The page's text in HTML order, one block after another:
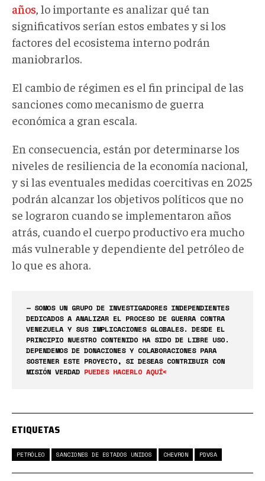
años , lo importante es analizar qué tan
significativos serían estos embates y si los
factores del ecosistema interno podrán
maniobrarlos.
El cambio de régimen es el fin principal de las
sanciones como mecanismo de guerra
económica a gran escala.
En consecuencia, están por determinarse los
niveles de resiliencia de la economía nacional,
y si las eventuales medidas coercitivas en 2025
podrán alcanzar los objetivos políticos que no
se lograron cuando se implementaron años
atrás, cuando el cuerpo productivo era mucho
más vulnerable y dependiente del petróleo de
lo que es ahora.
— SOMOS UN GRUPO DE INVESTIGADORES INDEPENDIENTES
DEDICADOS A ANALIZAR EL PROCESO DE GUERRA CONTRA
VENEZUELA Y SUS IMPLICACIONES GLOBALES. DESDE EL
PRINCIPIO NUESTRO CONTENIDO HA SIDO DE LIBRE USO.
DEPENDEMOS DE DONACIONES Y COLABORACIONES PARA
SOSTENER ESTE PROYECTO, SI DESEAS CONTRIBUIR CON
MISIÓN VERDAD PUEDES HACERLO AQUÍ<
ETIQUETAS
PETRÓLEO SANCIONES DE ESTADOS UNIDOS CHEVRON PDVSA